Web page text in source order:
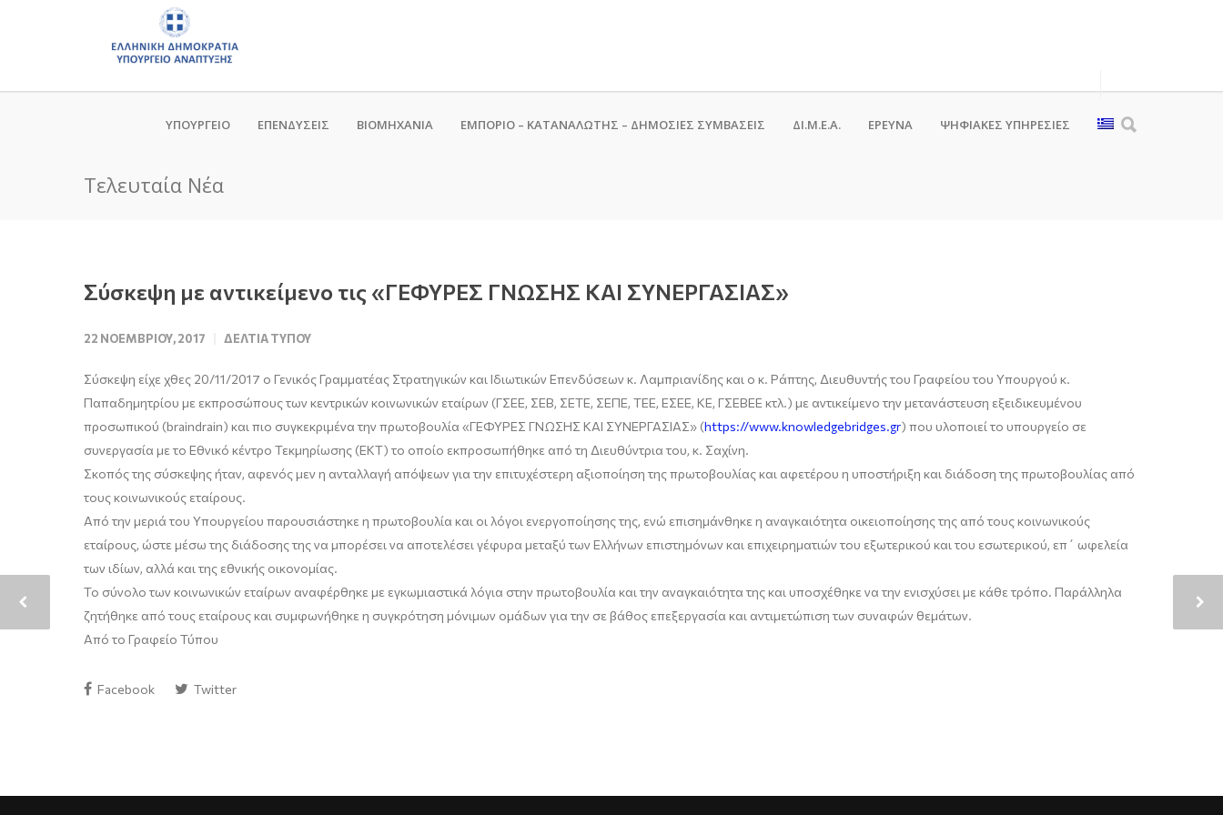
ΥΠΟΥΡΓΕΙΟ ΕΠΕΝΔΥΣΕΙΣ ΒΙΟΜΗΧΑΝΙΑ ΕΜΠΟΡΙΟ – ΚΑΤΑΝΑΛΩΤΗΣ – ΔΗΜΟΣΙΕΣ ΣΥΜΒΑΣΕΙΣ ΔΙ.Μ.Ε.Α. ΕΡΕΥΝΑ ΨΗΦΙΑΚΈΣ ΥΠΗΡΕΣΊΕΣ
Τελευταία Νέα
Σύσκεψη με αντικείμενο τις «ΓΕΦΥΡΕΣ ΓΝΩΣΗΣ ΚΑΙ ΣΥΝΕΡΓΑΣΊΑΣ»
22 ΝΟΕΜΒΡΊΟΥ, 2017 ΔΕΛΤΊΑ ΤΎΠΟΥ
Σύσκεψη είχε χθες 20/11/2017 ο Γενικός Γραμματέας Στρατηγικών και Ιδιωτικών Επενδύσεων κ. Λαμπριανίδης και ο κ. Ράπτης, Διευθυντής του Γραφείου του Υπουργού κ.
Παπαδημητρίου με εκπροσώπους των κεντρικών κοινωνικών εταίρων (ΓΣΕΕ, ΣΕΒ, ΣΕΤΕ, ΣΕΠΕ, ΤΕΕ, ΕΣΕΕ, ΚΕ, ΓΣΕΒΕΕ κτλ.) με αντικείμενο την μετανάστευση εξειδικευμένου
προσωπικού (braindrain) και πιο συγκεκριμένα την πρωτοβουλία «ΓΕΦΥΡΕΣ ΓΝΩΣΗΣ ΚΑΙ ΣΥΝΕΡΓΑΣΊΑΣ» (https://www.knowledgebridges.gr) που υλοποιεί το υπουργείο σε
συνεργασία με το Εθνικό κέντρο Τεκμηρίωσης (ΕΚΤ) το οποίο εκπροσωπήθηκε από τη Διευθύντρια του, κ. Σαχίνη.
Σκοπός της σύσκεψης ήταν, αφενός μεν η ανταλλαγή απόψεων για την επιτυχέστερη αξιοποίηση της πρωτοβουλίας και αφετέρου η υποστήριξη και διάδοση της πρωτοβουλίας από
τους κοινωνικούς εταίρους.
Από την μεριά του Υπουργείου παρουσιάστηκε η πρωτοβουλία και οι λόγοι ενεργοποίησης της, ενώ επισημάνθηκε η αναγκαιότητα οικειοποίησης της από τους κοινωνικούς
εταίρους, ώστε μέσω της διάδοσης της να μπορέσει να αποτελέσει γέφυρα μεταξύ των Ελλήνων επιστημόνων και επιχειρηματιών του εξωτερικού και του εσωτερικού, επ΄ ωφελεία
των ιδίων, αλλά και της εθνικής οικονομίας.
Το σύνολο των κοινωνικών εταίρων αναφέρθηκε με εγκωμιαστικά λόγια στην πρωτοβουλία και την αναγκαιότητα της και υποσχέθηκε να την ενισχύσει με κάθε τρόπο. Παράλληλα
ζητήθηκε από τους εταίρους και συμφωνήθηκε η συγκρότηση μόνιμων ομάδων για την σε βάθος επεξεργασία και αντιμετώπιση των συναφών θεμάτων.
Από το Γραφείο Τύπου
Facebook Twitter